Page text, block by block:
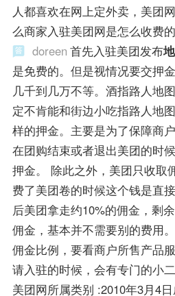
人都喜欢在网上定外卖，美团
么商家入驻美团网是怎么收费
doreen 首先入驻美团发布
是免费的。但是视情况要交押
几千到几万不等。酒指路人地
定不肯能和街边小吃指路人地
样的押金。主要是为了保障商
在团购结束或者退出美团的时
押金。 除此之外，美团只收取
费了美团卷的时候这个钱是直
后美团拿走约10%的佣金，剩
佣金，基本并不需要别的费用
佣金比例，要看商户所售产品
请入驻的时候，会有专门的小
美团网所属类别 :2010年3月4